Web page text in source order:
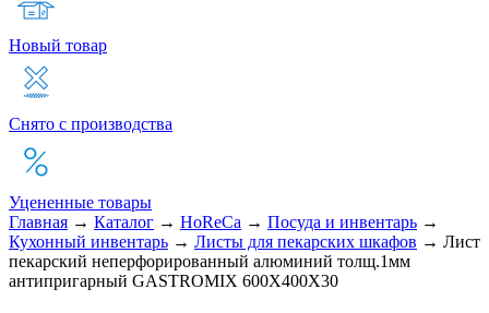
Новый товар
Снято с производства
Уцененные товары
Главная → Каталог → HoReCa → Посуда и инвентарь →
Кухонный инвентарь → Листы для пекарских шкафов → Лист
пекарский неперфорированный алюминий толщ.1мм
антипригарный GASTROMIX 600X400X30